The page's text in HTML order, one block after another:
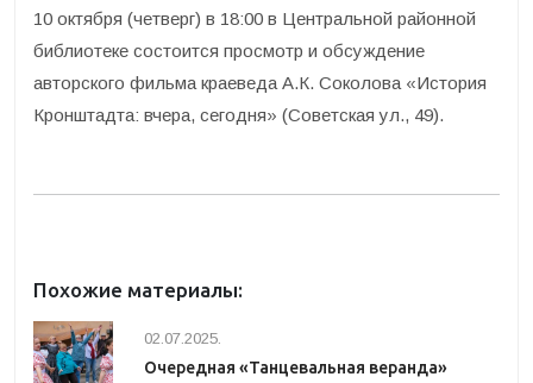
10 октября (четверг) в 18:00 в Центральной районной
библиотеке состоится просмотр и обсуждение
авторского фильма краеведа А.К. Соколова «История
Кронштадта: вчера, сегодня» (Советская ул., 49).
Похожие материалы:
02.07.2025.
Очередная «Танцевальная веранда»